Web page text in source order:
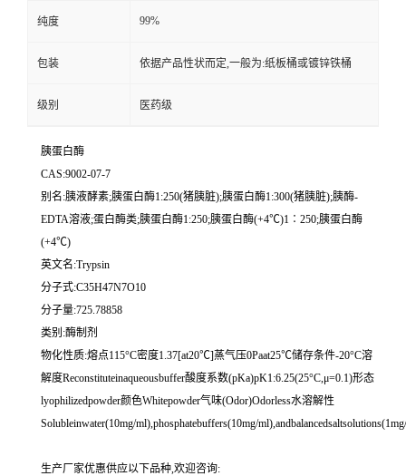
纯度 99%
包装 依据产品性状而定,一般为:纸板桶或镀锌铁桶
级别 医药级
胰蛋白酶
CAS:9002-07-7
别名:胰液酵素;胰蛋白酶1:250(猪胰脏);胰蛋白酶1:300(猪胰脏);胰酶-
EDTA溶液;蛋白酶类;胰蛋白酶1:250;胰蛋白酶(+4℃)1∶250;胰蛋白酶
(+4℃)
英文名:Trypsin
分子式:C35H47N7O10
分子量:725.78858
类别:酶制剂
物化性质:熔点115°C密度1.37[at20℃]蒸气压0Paat25℃储存条件-20°C溶
解度Reconstituteinaqueousbuffer酸度系数(pKa)pK1:6.25(25°C,μ=0.1)形态
lyophilizedpowder颜色Whitepowder气味(Odor)Odorless水溶解性
Solubleinwater(10mg/ml),phosphatebuffers(10mg/
生产厂家优惠供应以下品种,欢迎咨询: